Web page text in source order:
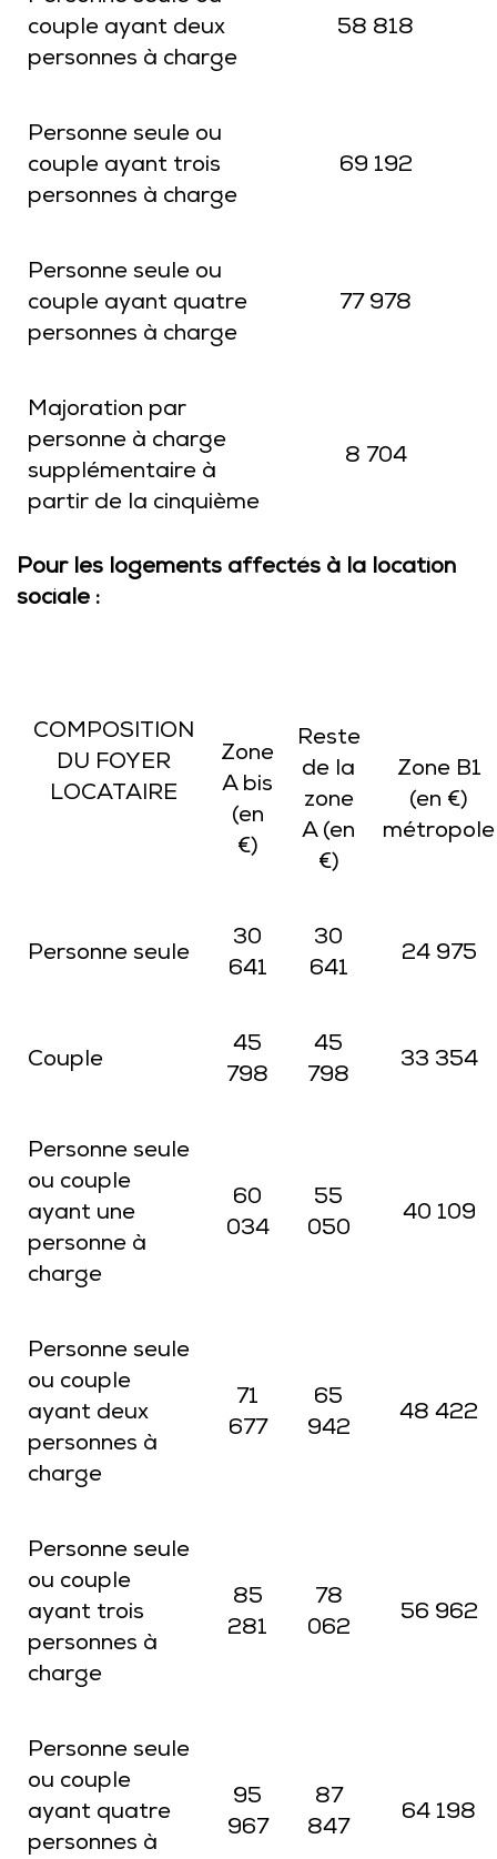
couple ayant deux
personnes à charge
58 818
Personne seule ou
couple ayant trois
personnes à charge
69 192
Personne seule ou
couple ayant quatre
personnes à charge
77 978
Majoration par
personne à charge
supplémentaire à
partir de la cinquième
8 704
Pour les logements affectés à la location
sociale :
COMPOSITION
DU FOYER
LOCATAIRE
Zone
A bis
(en
€)
Reste
de la
zone
A (en
€)
Zone B1
(en €)
métropole
Personne seule
30
641
30
641
24 975
Couple
45
798
45
798
33 354
Personne seule
ou couple
ayant une
personne à
charge
60
034
55
050
40 109
Personne seule
ou couple
ayant deux
personnes à
charge
71
677
65
942
48 422
Personne seule
ou couple
ayant trois
personnes à
charge
85
281
78
062
56 962
Personne seule
ou couple
ayant quatre
personnes à
95
967
87
847
64 198